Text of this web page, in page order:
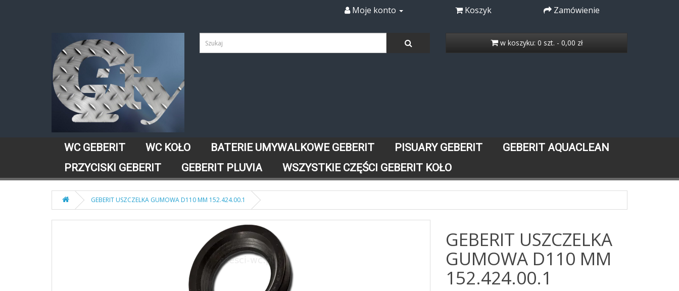
Moje konto Koszyk Zamówienie
w koszyku: 0 szt. - 0,00 zł
WC GEBERIT WC KOŁO BATERIE UMYWALKOWE GEBERIT PISUARY GEBERIT
GEBERIT AQUACLEAN
PRZYCISKI GEBERIT
GEBERIT PLUVIA WSZYSTKIE CZĘŚCI GEBERIT KOŁO
GEBERIT USZCZELKA GUMOWA D110 MM 152.424.00.1
GEBERIT USZCZELKA
GUMOWA D110 MM
152.424.00.1